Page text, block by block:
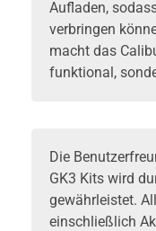
Aufladen,
verbringen
macht das
funktional,
Die
GK3 Kits wird
gewährleistet.
einschließlich